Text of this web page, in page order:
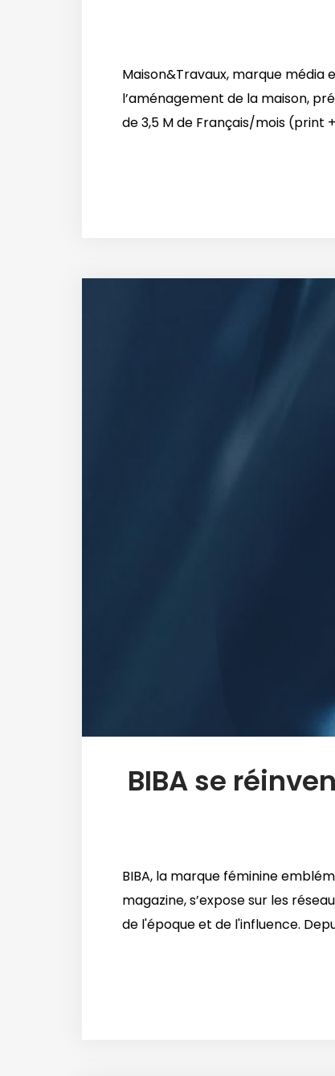
Maison&Travaux, marque média
l’aménagement de la maison,
de 3,5 M de Français/mois (print
BIBA se
BIBA, la marque féminine
magazine, s’expose sur les
de l'époque et de l'influence.